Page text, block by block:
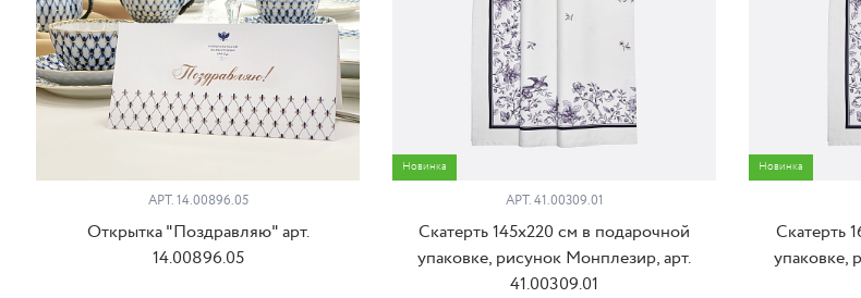
АРТ. 14.00896.05
Открытка "Поздравляю" арт.
14.00896.05
Новинка
АРТ. 41.00309.01
Скатерть 145x220 см в подарочной
упаковке, рисунок Монплезир, арт.
41.00309.01
Новинка
Скатерть
упаковке,